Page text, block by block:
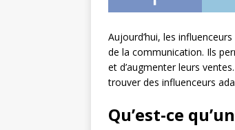
Aujourd’hui, les
de la communication. Ils
et d’augmenter leurs
trouver des influenceurs
Qu’est-ce